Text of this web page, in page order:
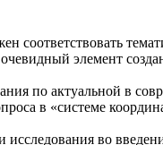
соответствовать
элемент
по актуальной в
в «системе
исследования во